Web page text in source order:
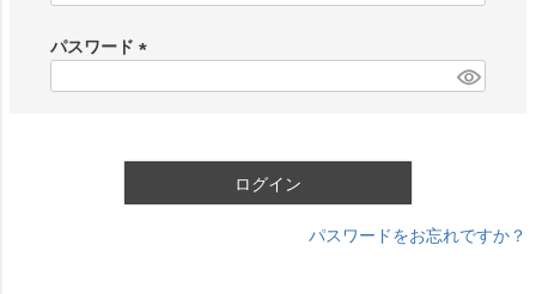
)
パスワード
ログイン
パスワードをお忘れですか？